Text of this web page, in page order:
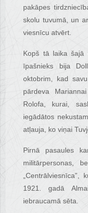
pakāpes
skolu tuvumā, un
viesnīcu atvērt.
Kopš tā laika šajā
īpašnieks bija
oktobrim, kad
pārdeva
Rolofa, kurai,
iegādātos
atļauja, ko viņai
Pirnā pasaules
militārpersonas,
„Centrālviesnīca”,
1921. gadā
iebraucamā sēta.